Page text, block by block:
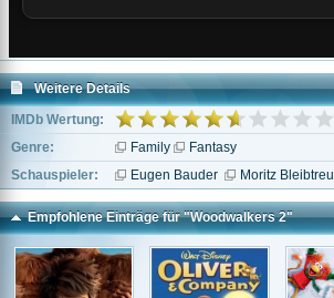
Weitere Details
IMDb Wertung:
Genre:
Family
Fantasy
Schauspieler:
Eugen Bauder Moritz Bleibtreu
Empfohlene Einträge für "Woodwalkers 2"